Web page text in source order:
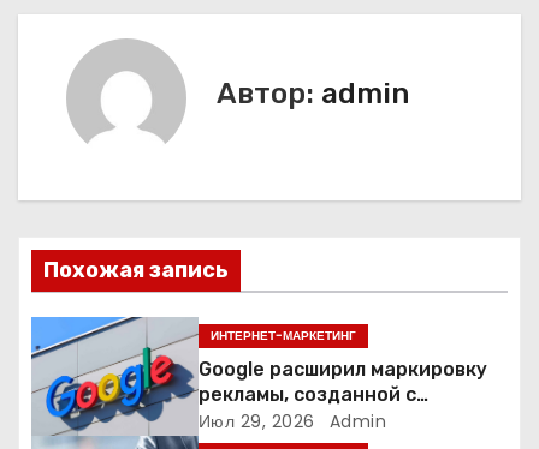
ц
и
я
п
о
Автор: admin
Похожая запись
ИНТЕРНЕТ-МАРКЕТИНГ
Google расширил маркировку
рекламы, созданной с
помощью искусственного
Июл 29, 2026 Admin